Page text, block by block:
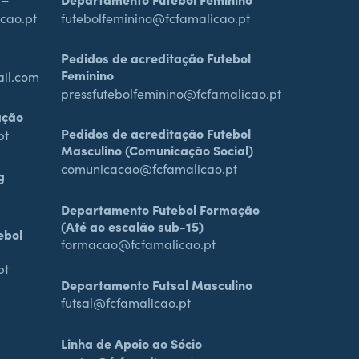
futebolfeminino@fcfamalicao.pt
Pedidos de acreditação Futebol
Feminino
pressfutebolfeminino@fcfamalicao.pt
Pedidos de acreditação Futebol
Masculino (Comunicação Social)
comunicacao@fcfamalicao.pt
Departamento Futebol Formação
(Até ao escalão sub-15)
formacao@fcfamalicao.pt
Departamento Futsal Masculino
futsal@fcfamalicao.pt
Linha de Apoio ao Sócio